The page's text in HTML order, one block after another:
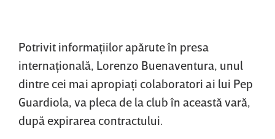
Potrivit informaţiilor apărute în presa
internaţională, Lorenzo Buenaventura, unul
dintre cei mai apropiaţi colaboratori ai lui Pep
Guardiola, va pleca de la club în această vară,
după expirarea contractului.